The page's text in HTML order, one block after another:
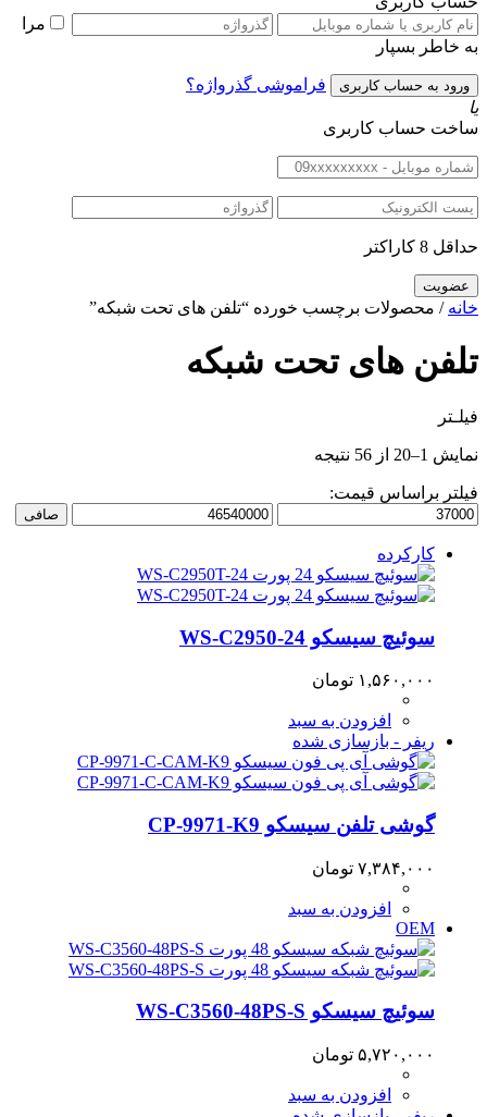
مرا
به خاطر بسپار
فراموشی گذرواژه؟
یا
ساخت حساب کاربری
حداقل 8 کاراکتر
خانه / محصولات برچسب خورده “تلفن های تحت شبکه”
تلفن های تحت شبکه
فیلـتر
نمایش 1–20 از 56 نتیجه
فیلتر براساس قیمت:
حداقل
حداكثر
صافی
کارکرده
سوئیچ سیسکو WS-C2950-24
۱,۵۶۰,۰۰۰ تومان
افزودن به سبد
ریفر - بازسازی شده
گوشی تلفن سیسکو CP-9971-K9
۷,۳۸۴,۰۰۰ تومان
افزودن به سبد
OEM
سوئیچ سیسکو WS-C3560-48PS-S
۵,۷۲۰,۰۰۰ تومان
افزودن به سبد